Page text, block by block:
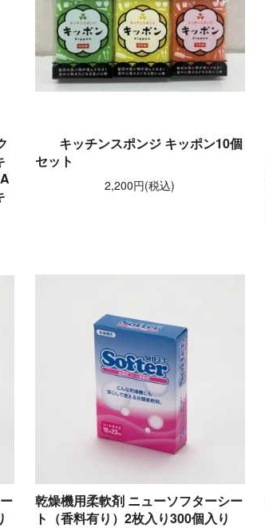
キッチンスポンジ キッポン10個
セット
2,200円(税込)
乾燥機用柔軟剤 ニューソフターシー
ト（香料有り）2枚入り300個入り